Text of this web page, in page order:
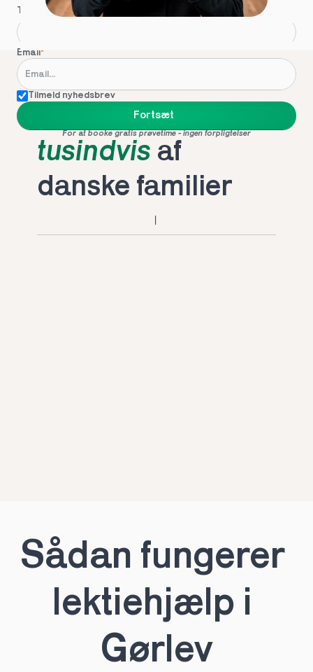
Telefon*
Email*
Tilmeld nyhedsbrev
Fortsæt
For at booke gratis prøvetime - ingen forpligtelser
tusindvis af
danske familier
Sådan fungerer
lektiehjælp i
Gørlev